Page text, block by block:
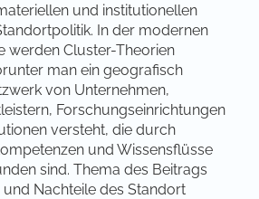
und institutionellen
In der modernen
werden Cluster-Theorien
man ein geografisch
von Unternehmen,
Forschungseinrichtungen
versteht, die durch
und Wissensflüsse
sind. Thema des Beitrags
Nachteile des Standort